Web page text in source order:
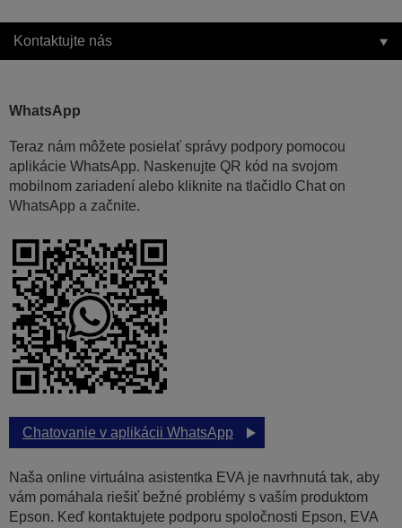
Kontaktujte nás
WhatsApp
Teraz nám môžete posielať správy podpory pomocou
aplikácie WhatsApp. Naskenujte QR kód na svojom
mobilnom zariadení alebo kliknite na tlačidlo Chat on
WhatsApp a začnite.
Chatovanie v aplikácii WhatsApp
Naša online virtuálna asistentka EVA je navrhnutá tak, aby
vám pomáhala riešiť bežné problémy s vaším produktom
Epson. Keď kontaktujete podporu spoločnosti Epson, EVA